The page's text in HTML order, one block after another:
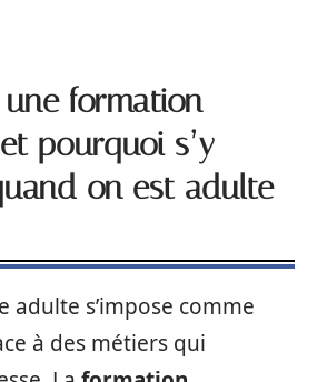
formation
pourquoi s’y
on est adulte
adulte s’impose comme
à des métiers qui